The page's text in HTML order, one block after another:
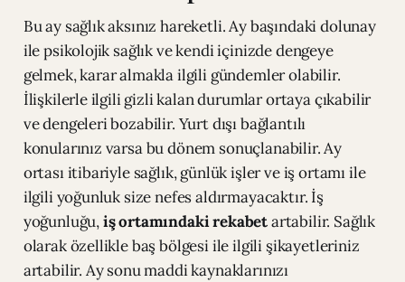
Bu ay sağlık aksınız hareketli. Ay başındaki dolunay
ile psikolojik sağlık ve kendi içinizde dengeye
gelmek, karar almakla ilgili gündemler olabilir.
İlişkilerle ilgili gizli kalan durumlar ortaya çıkabilir
ve dengeleri bozabilir. Yurt dışı bağlantılı
konularınız varsa bu dönem sonuçlanabilir. Ay
ortası itibariyle sağlık, günlük işler ve iş ortamı ile
ilgili yoğunluk size nefes aldırmayacaktır. İş
yoğunluğu,iş ortamındaki rekabetartabilir. Sağlık
olarak özellikle baş bölgesi ile ilgili şikayetleriniz
artabilir. Ay sonu maddi kaynaklarınızı